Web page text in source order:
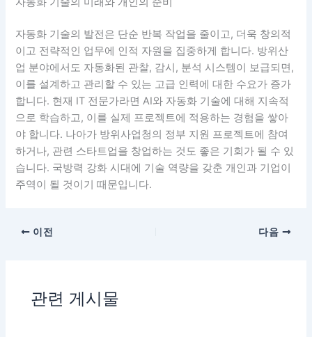
자동화 기술의 발전은 단순 반복 작업을 줄이고, 더욱 창의적
이고 전략적인 업무에 인적 자원을 집중하게 합니다. 방위산
업 분야에서도 자동화된 관찰, 감시, 분석 시스템이 보급되면,
이를 설계하고 관리할 수 있는 고급 인력에 대한 수요가 증가
합니다. 현재 IT 전문가라면 AI와 자동화 기술에 대해 지속적
으로 학습하고, 이를 실제 프로젝트에 적용하는 경험을 쌓아
야 합니다. 나아가 방위사업청의 정부 지원 프로젝트에 참여
하거나, 관련 스타트업을 창업하는 것도 좋은 기회가 될 수 있
습니다. 국방력 강화 시대에 기술 역량을 갖춘 개인과 기업이
주역이 될 것이기 때문입니다.
이전 다음
관련 게시물